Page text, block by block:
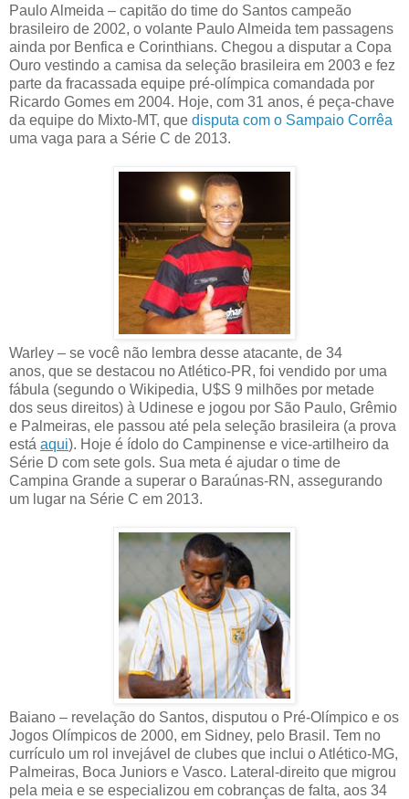
Paulo Almeida – capitão do time do Santos campeão
brasileiro de 2002, o volante Paulo Almeida tem passagens
ainda por Benfica e Corinthians. Chegou a disputar a Copa
Ouro vestindo a camisa da seleção brasileira em 2003 e fez
parte da fracassada equipe pré-olímpica comandada por
Ricardo Gomes em 2004. Hoje, com 31 anos, é peça-chave
da equipe do Mixto-MT, que disputa com o Sampaio Corrêa
uma vaga para a Série C de 2013.
Warley – se você não lembra desse atacante, de 34
anos, que se destacou no Atlético-PR, foi vendido por uma
fábula (segundo o Wikipedia, U$S 9 milhões por metade
dos seus direitos) à Udinese e jogou por São Paulo, Grêmio
e Palmeiras, ele passou até pela seleção brasileira (a prova
está aqui). Hoje é ídolo do Campinense e vice-artilheiro da
Série D com sete gols. Sua meta é ajudar o time de
Campina Grande a superar o Baraúnas-RN, assegurando
um lugar na Série C em 2013.
Baiano – revelação do Santos, disputou o Pré-Olímpico e os
Jogos Olímpicos de 2000, em Sidney, pelo Brasil. Tem no
currículo um rol invejável de clubes que inclui o Atlético-MG,
Palmeiras, Boca Juniors e Vasco. Lateral-direito que migrou
pela meia e se especializou em cobranças de falta, aos 34